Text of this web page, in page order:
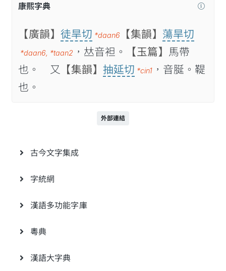
康熙字典
【廣韻】 徒旱切 *daan6 【集韻】 蕩旱切
*daan6, *taan2 ，𠀤音袒。 【玉篇】 馬帶
也。 又
【集韻】 抽延切 *cin1 ，音脠。鞮
也。
外部連結
古今文字集成
字統網
漢語多功能字庫
粵典
漢語大字典